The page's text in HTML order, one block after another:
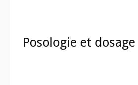
Posologie et dosage